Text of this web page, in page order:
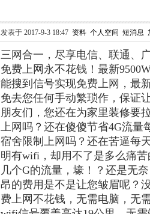
发表于 2017-9-3 18:47 资料 个人空间 短消息
三网合一，尽享电信、联通、
免费上网永不花钱！最新
能搜到信号实现免费上网，最
免去您任何手动繁琐作，保证
朋友们，您还在为家里装修要
上网吗？还在傻傻节省4G流量
宿舍限制上网吗？还在苦逼每
明有wifi，却用不了是多么痛
几个G的流量，壕！？还是无
昂的费用是不是让您皱眉呢？
费上网不花钱，无需电脑，无